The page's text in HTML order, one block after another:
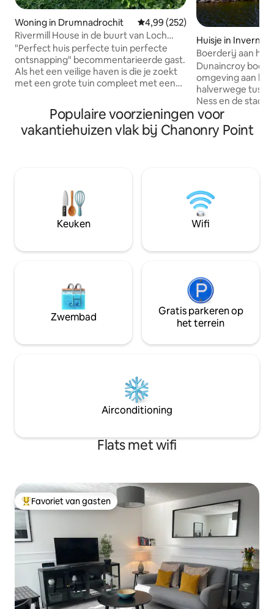
Woning in Drumnadrochit Gemiddelde beoordeling van
4,99 (252)
Rivermill House in de buurt van Loch
Ness - huisdiervriendelijk.
"Perfect huis perfecte tuin perfecte
ontsnapping" becommentarieerde gast.
Als het een veilige haven is die je zoekt
met een grote tuin compleet met een
loopt dan heb je het gevonden. Als het
luxe, vrijetijdsbesteding en een
iconische Schotse locatie is, dan is
Rivermill House iets voor jou. Een
ontspannen in afzondering of een korte
wandeling naar het dorp brengt je terug
naar de beschaving als je er klaar voor
Huisje in
Boerderij aan
bij Loch Ness
Dunaincroy
omgeving aan
halverwege
Ness en de stad
Deze afgelegen
historisch
uitgebreide,
minuten van de
grote stad en
geweldig
Populaire voorzieningen voor
vakantiehuizen vlak bij Chanonry Point
Keuken Wifi
Zwembad
Gratis parkeren op
het terrein
Airconditioning
Flats met wifi
Topfavoriet van gasten
Favoriet van gasten